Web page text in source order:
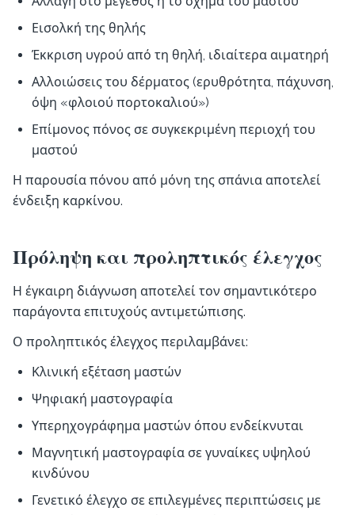
Εισολκή της θηλής
Έκκριση υγρού από τη θηλή, ιδιαίτερα αιματηρή
Αλλοιώσεις του δέρματος (ερυθρότητα, πάχυνση,
όψη «φλοιού πορτοκαλιού»)
Επίμονος πόνος σε συγκεκριμένη περιοχή του
μαστού
Η παρουσία πόνου από μόνη της σπάνια αποτελεί
ένδειξη καρκίνου.
Πρόληψη και προληπτικός έλεγχος
Η έγκαιρη διάγνωση αποτελεί τον σημαντικότερο
παράγοντα επιτυχούς αντιμετώπισης.
Ο προληπτικός έλεγχος περιλαμβάνει:
Κλινική εξέταση μαστών
Ψηφιακή μαστογραφία
Υπερηχογράφημα μαστών όπου ενδείκνυται
Μαγνητική μαστογραφία σε γυναίκες υψηλού
κινδύνου
Γενετικό έλεγχο σε επιλεγμένες περιπτώσεις με